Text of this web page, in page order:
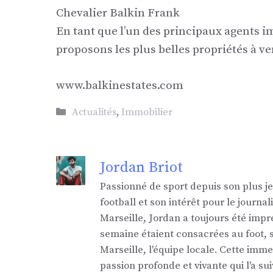
Chevalier Balkin Frank
En tant que l’un des principaux
proposons les plus belles propriétés à
www.balkinestates.com
Catégories
Actualités, Immobilier
Jordan Briot
Passionné de sport depuis son plus
football et son intérêt pour le
Marseille, Jordan a toujours été
semaine étaient consacrées au
Marseille, l'équipe locale. Cette
passion profonde et vivante qui l'a